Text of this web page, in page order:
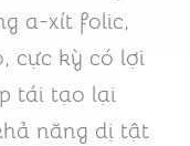
a-xít folic,
cực kỳ có lợi
tái tạo lại
năng dị tật